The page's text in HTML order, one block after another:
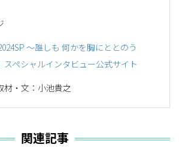
～誰しも 何かを胸にととのう
スペシャルインタビュー公式サイト
・文：小池貴之
関連記事